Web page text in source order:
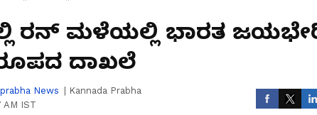
ರನ್ ಮಳೆಯಲ್ಲಿ ಭಾರತ
ದಾಖಲೆ
News
Kannada Prabha
AM IST